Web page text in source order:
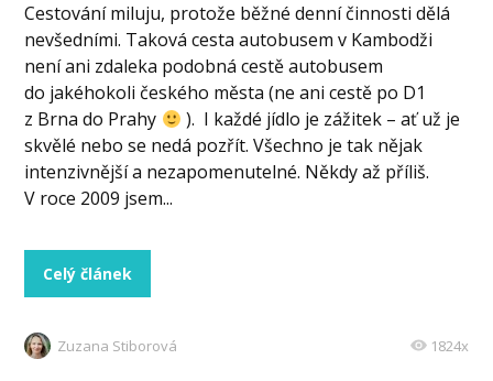
Cestování miluju, protože běžné denní činnosti dělá
nevšedními. Taková cesta autobusem v Kambodži
není ani zdaleka podobná cestě autobusem
do jakéhokoli českého města (ne ani cestě po D1
z Brna do Prahy
). I každé jídlo je zážitek – ať už je
skvělé nebo se nedá pozřít. Všechno je tak nějak
intenzivnější a nezapomenutelné. Někdy až příliš.
V roce 2009 jsem...
Celý článek
Zuzana Stiborová 1824x